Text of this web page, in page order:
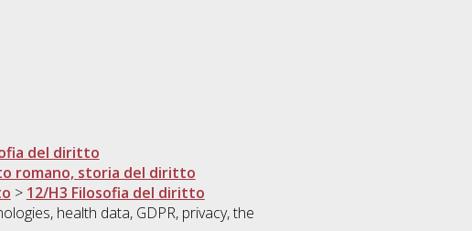
del diritto
romano, storia del diritto
> 12/H3 Filosofia del diritto
health data, GDPR, privacy, the